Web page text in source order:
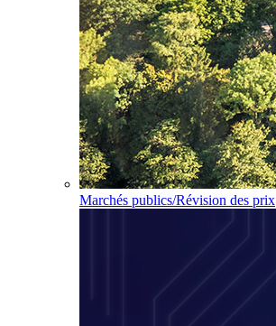
Marchés publics/Révision des prix